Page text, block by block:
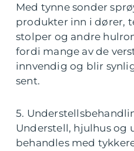
Med tynne sonder
produkter inn i dører,
stolper og andre
fordi mange av de
innvendig og blir
sent.
5.
Understell, hjulhus og
behandles med